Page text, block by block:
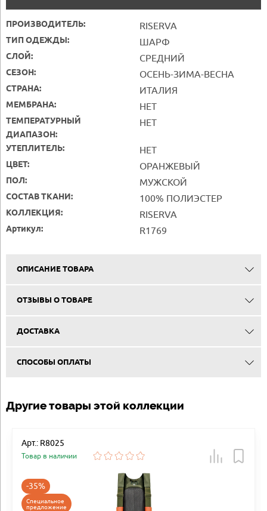
ПРОИЗВОДИТЕЛЬ: RISERVA
ТИП ОДЕЖДЫ: ШАРФ
СЛОЙ: СРЕДНИЙ
СЕЗОН: ОСЕНЬ-ЗИМА-ВЕСНА
СТРАНА: ИТАЛИЯ
МЕМБРАНА: НЕТ
ТЕМПЕРАТУРНЫЙ
ДИАПАЗОН:
НЕТ
УТЕПЛИТЕЛЬ: НЕТ
ЦВЕТ: ОРАНЖЕВЫЙ
ПОЛ: МУЖСКОЙ
СОСТАВ ТКАНИ: 100% ПОЛИЭСТЕР
КОЛЛЕКЦИЯ: RISERVA
Артикул: R1769
ОПИСАНИЕ ТОВАРА
ОТЗЫВЫ О ТОВАРЕ
ДОСТАВКА
СПОСОБЫ ОПЛАТЫ
Другие товары этой коллекции
Арт.: R8025
Товар в наличии
-35%
Специальное
предложение